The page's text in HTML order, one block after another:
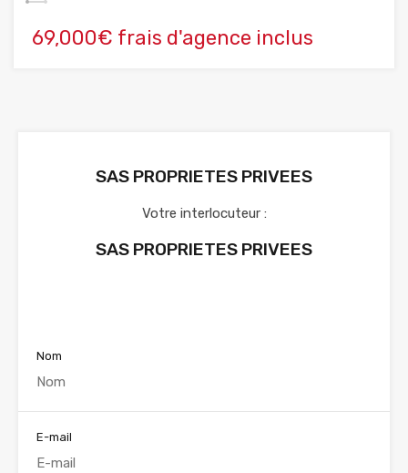
69,000€ frais d'agence inclus
SAS PROPRIETES PRIVEES
Votre interlocuteur :
SAS PROPRIETES PRIVEES
Nom
E-mail